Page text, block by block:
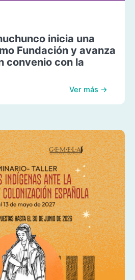
inicia una
Fundación y avanza
convenio con la
Ver más →